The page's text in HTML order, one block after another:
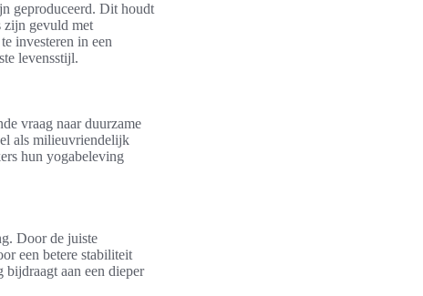
geproduceerd. Dit houdt
zijn gevuld met
investeren in een
levensstijl.
vraag naar duurzame
als milieuvriendelijk
hun yogabeleving
Door de juiste
een betere stabiliteit
bijdraagt aan een dieper